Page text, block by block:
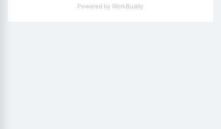
Powered by WorkBuddy